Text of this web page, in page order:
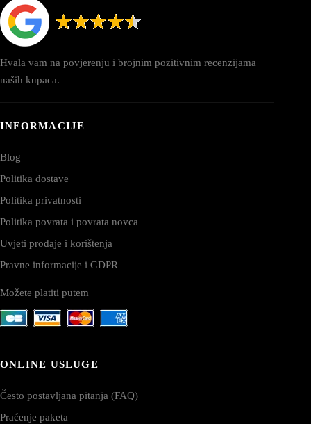
Hvala vam na povjerenju i brojnim pozitivnim recenzijama
naših kupaca.
INFORMACIJE
Blog
Politika dostave
Politika privatnosti
Politika povrata i povrata novca
Uvjeti prodaje i korištenja
Pravne informacije i GDPR
Možete platiti putem
ONLINE USLUGE
Često postavljana pitanja (FAQ)
Praćenje paketa